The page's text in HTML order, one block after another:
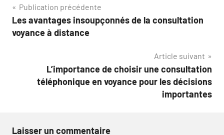
Navigation
de
Publication précédente
Les avantages insoupçonnés de la consultation
voyance à distance
Article suivant
L’importance de choisir une consultation
téléphonique en voyance pour les décisions
importantes
Laisser un commentaire